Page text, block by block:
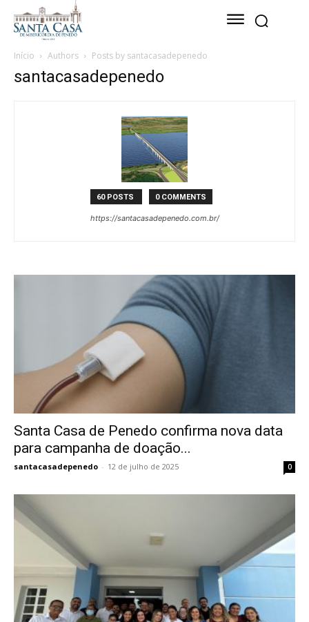
Início Authors Posts by santacasadepenedo
santacasadepenedo
60 POSTS 0 COMMENTS
https://santacasadepenedo.com.br/
Santa Casa de Penedo confirma nova data
para campanha de doação...
santacasadepenedo - 12 de julho de 2025 0